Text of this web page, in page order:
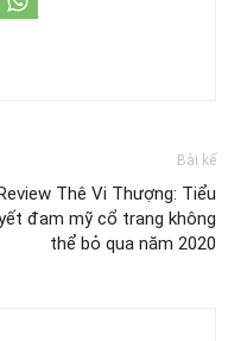
Bài kế
Review Thê Vi Thượng: Tiểu
đam mỹ cổ trang không
thể bỏ qua năm 2020